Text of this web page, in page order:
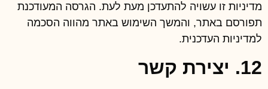
מדיניות זו עשויה להתעדכן מעת לעת. הגרסה המעודכנת
תפורסם באתר, והמשך השימוש באתר מהווה הסכמה
למדיניות העדכנית.
12. יצירת קשר